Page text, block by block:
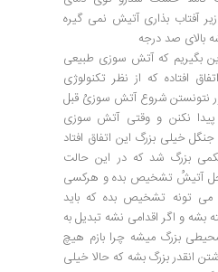
آفتاب بذاری آتیش نمی گیره
بالای صد درجه
بگیریم که آتش سوزی طبیعی
افتاده که از نظر تکنولوژی
نتونستن شروع آتش سوزیُ قبل
پیدا نکنن و وقتی آتش سوزی
خیلی بزرگ این اتفاق افتاد
بزرگ شد که در این حالت
آتیشُ تشخیص بده و هرکسی
تونه تشخیص بده که باید
بشه و اگر اقدامی نشه تبدیل به
بزرگ میشه چرا بازم هیچ
انقدر بزرگ بشه که حالا خیلی